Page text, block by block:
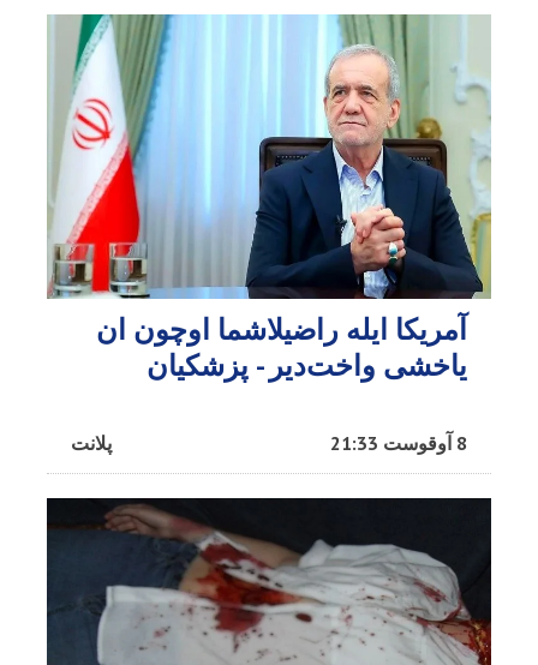
آمریکا ایله راضیلاشما اوچون ان
یاخشی واخت‌دیر - پزشکیان
پلانت 8 آوقوست 21:33